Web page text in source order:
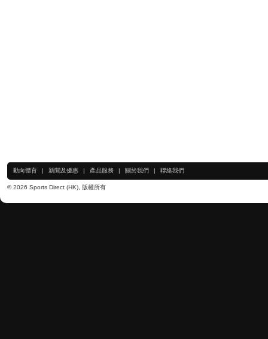
動向體育 | 新聞及優惠 | 產品服務 | 關於我們 | 聯絡我們
© 2026 Sports Direct (HK), 版權所有